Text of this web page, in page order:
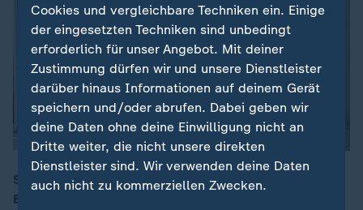
Seit genau einem Jahr führt in Thüringen die
Brombeer-Koalition aus CDU, SPD und BSW die
Cookies und vergleichbare Techniken ein. Einige
der eingesetzten Techniken sind unbedingt
erforderlich für unser Angebot. Mit deiner
Zustimmung dürfen wir und unsere Dienstleister
darüber hinaus Informationen auf deinem Gerät
speichern und/oder abrufen. Dabei geben wir
deine Daten ohne deine Einwilligung nicht an
Dritte weiter, die nicht unsere direkten
Dienstleister sind. Wir verwenden deine Daten
auch nicht zu kommerziellen Zwecken.